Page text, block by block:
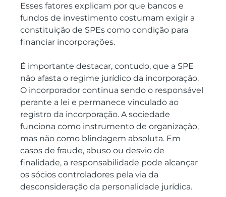
Esses fatores explicam por que bancos e
fundos de investimento costumam exigir a
constituição de SPEs como condição para
financiar incorporações.
É importante destacar, contudo, que a SPE
não afasta o regime jurídico da incorporação.
O incorporador continua sendo o responsável
perante a lei e permanece vinculado ao
registro da incorporação. A sociedade
funciona como instrumento de organização,
mas não como blindagem absoluta. Em
casos de fraude, abuso ou desvio de
finalidade, a responsabilidade pode alcançar
os sócios controladores pela via da
desconsideração da personalidade jurídica.